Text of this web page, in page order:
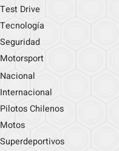
Test Drive
Tecnología
Seguridad
Motorsport
Nacional
Internacional
Pilotos Chilenos
Motos
Superdeportivos